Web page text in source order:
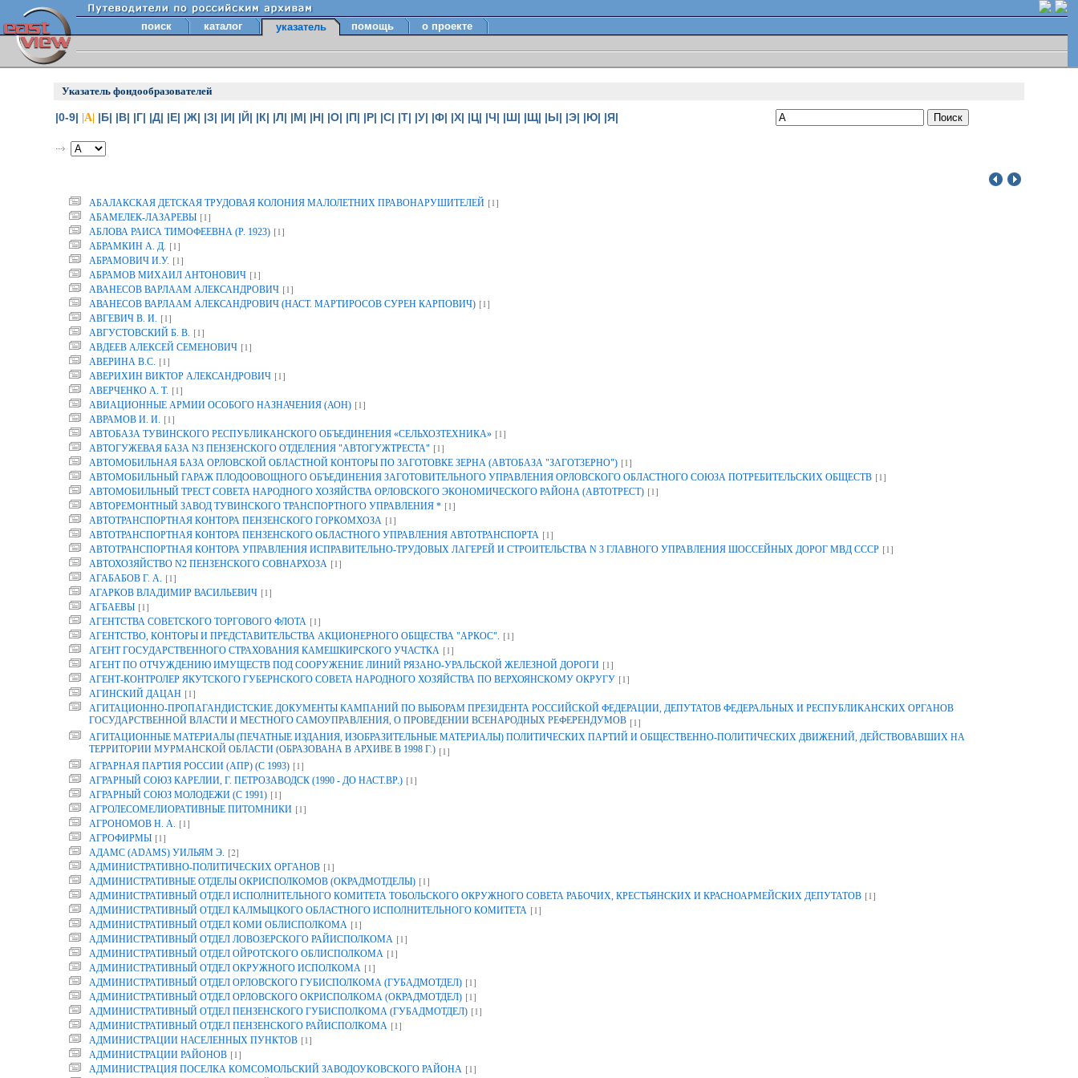
поиск каталог указатель помощь о проекте
Указатель фондообразователей
|0-9| |А| |Б| |В| |Г| |Д| |Е| |Ж| |З| |И| |Й| |К| |Л| |М| |Н| |О| |П| |Р| |С| |Т| |У| |Ф| |Х| |Ц| |Ч| |Ш| |Щ| |Ы| |Э| |Ю| |Я|
АБАЛАКСКАЯ ДЕТСКАЯ ТРУДОВАЯ КОЛОНИЯ МАЛОЛЕТНИХ ПРАВОНАРУШИТЕЛЕЙ [1]
АБАМЕЛЕК-ЛАЗАРЕВЫ [1]
АБЛОВА РАИСА ТИМОФЕЕВНА (Р. 1923) [1]
АБРАМКИН А. Д. [1]
АБРАМОВИЧ И.У. [1]
АБРАМОВ МИХАИЛ АНТОНОВИЧ [1]
АВАНЕСОВ ВАРЛААМ АЛЕКСАНДРОВИЧ [1]
АВАНЕСОВ ВАРЛААМ АЛЕКСАНДРОВИЧ (НАСТ. МАРТИРОСОВ СУРЕН КАРПОВИЧ) [1]
АВГЕВИЧ В. И. [1]
АВГУСТОВСКИЙ Б. В. [1]
АВДЕЕВ АЛЕКСЕЙ СЕМЕНОВИЧ [1]
АВЕРИНА B.C. [1]
АВЕРИХИН ВИКТОР АЛЕКСАНДРОВИЧ [1]
АВЕРЧЕНКО А. Т. [1]
АВИАЦИОННЫЕ АРМИИ ОСОБОГО НАЗНАЧЕНИЯ (АОН) [1]
АВРАМОВ И. И. [1]
АВТОБАЗА ТУВИНСКОГО РЕСПУБЛИКАНСКОГО ОБЪЕДИНЕНИЯ «СЕЛЬХОЗТЕХНИКА» [1]
АВТОГУЖЕВАЯ БАЗА N3 ПЕНЗЕНСКОГО ОТДЕЛЕНИЯ "АВТОГУЖТРЕСТА" [1]
АВТОМОБИЛЬНАЯ БАЗА ОРЛОВСКОЙ ОБЛАСТНОЙ КОНТОРЫ ПО ЗАГОТОВКЕ ЗЕРНА (АВТОБАЗА "ЗАГОТЗЕРНО") [1]
АВТОМОБИЛЬНЫЙ ГАРАЖ ПЛОДООВОЩНОГО ОБЪЕДИНЕНИЯ ЗАГОТОВИТЕЛЬНОГО УПРАВЛЕНИЯ ОРЛОВСКОГО ОБЛАСТНОГО СОЮЗА ПОТРЕБИТЕЛЬСКИХ ОБЩЕСТВ [1]
АВТОМОБИЛЬНЫЙ ТРЕСТ СОВЕТА НАРОДНОГО ХОЗЯЙСТВА ОРЛОВСКОГО ЭКОНОМИЧЕСКОГО РАЙОНА (АВТОТРЕСТ) [1]
АВТОРЕМОНТНЫЙ ЗАВОД ТУВИНСКОГО ТРАНСПОРТНОГО УПРАВЛЕНИЯ * [1]
АВТОТРАНСПОРТНАЯ КОНТОРА ПЕНЗЕНСКОГО ГОРКОМХОЗА [1]
АВТОТРАНСПОРТНАЯ КОНТОРА ПЕНЗЕНСКОГО ОБЛАСТНОГО УПРАВЛЕНИЯ АВТОТРАНСПОРТА [1]
АВТОТРАНСПОРТНАЯ КОНТОРА УПРАВЛЕНИЯ ИСПРАВИТЕЛЬНО-ТРУДОВЫХ ЛАГЕРЕЙ И СТРОИТЕЛЬСТВА N 3 ГЛАВНОГО УПРАВЛЕНИЯ ШОССЕЙНЫХ ДОРОГ МВД СССР [1]
АВТОХОЗЯЙСТВО N2 ПЕНЗЕНСКОГО СОВНАРХОЗА [1]
АГАБАБОВ Г. А. [1]
АГАРКОВ ВЛАДИМИР ВАСИЛЬЕВИЧ [1]
АГБАЕВЫ [1]
АГЕНТСТВА СОВЕТСКОГО ТОРГОВОГО ФЛОТА [1]
АГЕНТСТВО, КОНТОРЫ И ПРЕДСТАВИТЕЛЬСТВА АКЦИОНЕРНОГО ОБЩЕСТВА "АРКОС". [1]
АГЕНТ ГОСУДАРСТВЕННОГО СТРАХОВАНИЯ КАМЕШКИРСКОГО УЧАСТКА [1]
АГЕНТ ПО ОТЧУЖДЕНИЮ ИМУЩЕСТВ ПОД СООРУЖЕНИЕ ЛИНИЙ РЯЗАНО-УРАЛЬСКОЙ ЖЕЛЕЗНОЙ ДОРОГИ [1]
АГЕНТ-КОНТРОЛЕР ЯКУТСКОГО ГУБЕРНСКОГО СОВЕТА НАРОДНОГО ХОЗЯЙСТВА ПО ВЕРХОЯНСКОМУ ОКРУГУ [1]
АГИНСКИЙ ДАЦАН [1]
АГИТАЦИОННО-ПРОПАГАНДИСТСКИЕ ДОКУМЕНТЫ КАМПАНИЙ ПО ВЫБОРАМ ПРЕЗИДЕНТА РОССИЙСКОЙ ФЕДЕРАЦИИ, ДЕПУТАТОВ ФЕДЕРАЛЬНЫХ И РЕСПУБЛИКАНСКИХ ОРГАНОВ
ГОСУДАРСТВЕННОЙ ВЛАСТИ И МЕСТНОГО САМОУПРАВЛЕНИЯ, О ПРОВЕДЕНИИ ВСЕНАРОДНЫХ РЕФЕРЕНДУМОВ [1]
АГИТАЦИОННЫЕ МАТЕРИАЛЫ (ПЕЧАТНЫЕ ИЗДАНИЯ, ИЗОБРАЗИТЕЛЬНЫЕ МАТЕРИАЛЫ) ПОЛИТИЧЕСКИХ ПАРТИЙ И ОБЩЕСТВЕННО-ПОЛИТИЧЕСКИХ ДВИЖЕНИЙ, ДЕЙСТВОВАВШИХ НА
ТЕРРИТОРИИ МУРМАНСКОЙ ОБЛАСТИ (ОБРАЗОВАНА В АРХИВЕ В 1998 Г.) [1]
АГРАРНАЯ ПАРТИЯ РОССИИ (АПР) (С 1993) [1]
АГРАРНЫЙ СОЮЗ КАРЕЛИИ, Г. ПЕТРОЗАВОДСК (1990 - ДО НАСТ.ВР.) [1]
АГРАРНЫЙ СОЮЗ МОЛОДЕЖИ (С 1991) [1]
АГРОЛЕСОМЕЛИОРАТИВНЫЕ ПИТОМНИКИ [1]
АГРОНОМОВ Н. А. [1]
АГРОФИРМЫ [1]
АДАМС (ADAMS) УИЛЬЯМ Э. [2]
АДМИНИСТРАТИВНО-ПОЛИТИЧЕСКИХ ОРГАНОВ [1]
АДМИНИСТРАТИВНЫЕ ОТДЕЛЫ ОКРИСПОЛКОМОВ (ОКРАДМОТДЕЛЫ) [1]
АДМИНИСТРАТИВНЫЙ ОТДЕЛ ИСПОЛНИТЕЛЬНОГО КОМИТЕТА ТОБОЛЬСКОГО ОКРУЖНОГО СОВЕТА РАБОЧИХ, КРЕСТЬЯНСКИХ И КРАСНОАРМЕЙСКИХ ДЕПУТАТОВ [1]
АДМИНИСТРАТИВНЫЙ ОТДЕЛ КАЛМЫЦКОГО ОБЛАСТНОГО ИСПОЛНИТЕЛЬНОГО КОМИТЕТА [1]
АДМИНИСТРАТИВНЫЙ ОТДЕЛ КОМИ ОБЛИСПОЛКОМА [1]
АДМИНИСТРАТИВНЫЙ ОТДЕЛ ЛОВОЗЕРСКОГО РАЙИСПОЛКОМА [1]
АДМИНИСТРАТИВНЫЙ ОТДЕЛ ОЙРОТСКОГО ОБЛИСПОЛКОМА [1]
АДМИНИСТРАТИВНЫЙ ОТДЕЛ ОКРУЖНОГО ИСПОЛКОМА [1]
АДМИНИСТРАТИВНЫЙ ОТДЕЛ ОРЛОВСКОГО ГУБИСПОЛКОМА (ГУБАДМОТДЕЛ) [1]
АДМИНИСТРАТИВНЫЙ ОТДЕЛ ОРЛОВСКОГО ОКРИСПОЛКОМА (ОКРАДМОТДЕЛ) [1]
АДМИНИСТРАТИВНЫЙ ОТДЕЛ ПЕНЗЕНСКОГО ГУБИСПОЛКОМА (ГУБАДМОТДЕЛ) [1]
АДМИНИСТРАТИВНЫЙ ОТДЕЛ ПЕНЗЕНСКОГО РАЙИСПОЛКОМА [1]
АДМИНИСТРАЦИИ НАСЕЛЕННЫХ ПУНКТОВ [1]
АДМИНИСТРАЦИИ РАЙОНОВ [1]
АДМИНИСТРАЦИЯ ПОСЕЛКА КОМСОМОЛЬСКИЙ ЗАВОДОУКОВСКОГО РАЙОНА [1]